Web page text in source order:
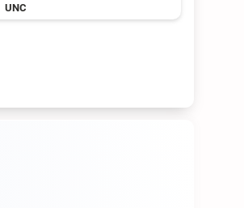
UNC